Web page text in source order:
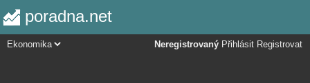
poradna.net
Neregistrovaný Přihlásit Registrovat